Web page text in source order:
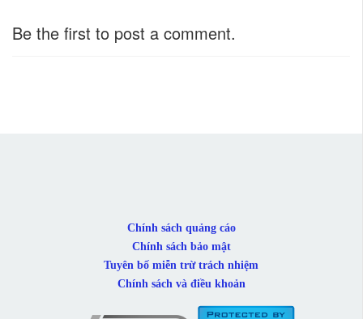
Be the first to post a comment.
Chính sách quảng cáo
Chính sách bảo mật
Tuyên bố miễn trừ trách nhiệm
Chính sách và điều khoản